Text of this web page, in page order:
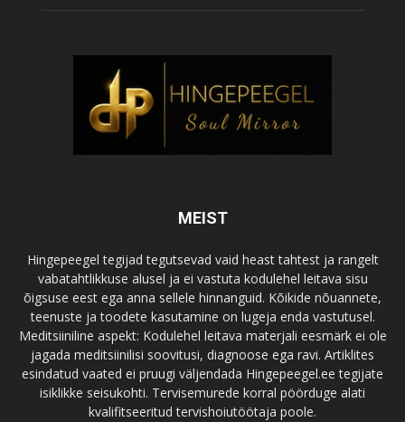
MEIST
Hingepeegel tegijad tegutsevad vaid heast tahtest ja rangelt
vabatahtlikkuse alusel ja ei vastuta kodulehel leitava sisu
õigsuse eest ega anna sellele hinnanguid. Kõikide nõuannete,
teenuste ja toodete kasutamine on lugeja enda vastutusel.
Meditsiiniline aspekt: Kodulehel leitava materjali eesmärk ei ole
jagada meditsiinilisi soovitusi, diagnoose ega ravi. Artiklites
esindatud vaated ei pruugi väljendada Hingepeegel.ee tegijate
isiklikke seisukohti. Tervisemurede korral pöörduge alati
kvalifitseeritud tervishoiutöötaja poole.